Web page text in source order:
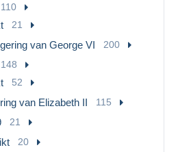
110
21
van George VI 200
148
52
van Elizabeth II 115
21
20